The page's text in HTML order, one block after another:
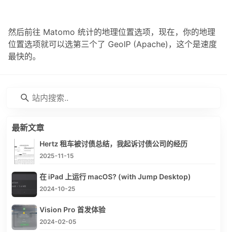
然后前往 Matomo 统计的地理位置选项，现在，你的地理
位置选项就可以选第三个了 GeoIP (Apache)，这个是速度
最快的。
最新文章
Hertz 租车被讨债总结，我起诉讨债公司的经历
2025-11-15
在 iPad 上运行 macOS? (with Jump Desktop)
2024-10-25
Vision Pro 首发体验
2024-02-05